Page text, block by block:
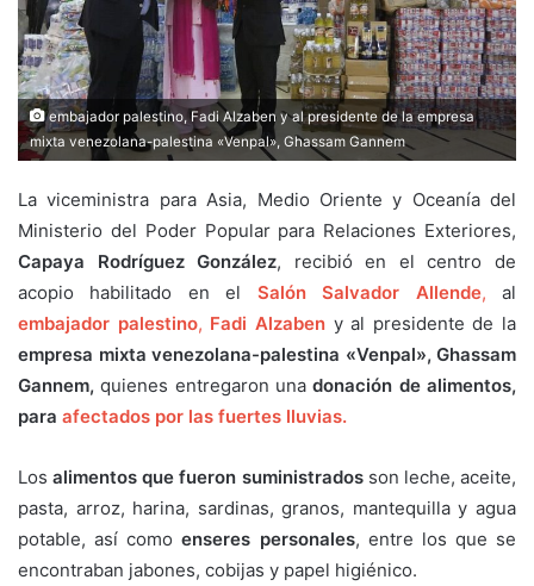
embajador palestino, Fadi Alzaben y al presidente de la empresa
mixta venezolana-palestina «Venpal», Ghassam Gannem
La viceministra para Asia, Medio Oriente y Oceanía del
Ministerio del Poder Popular para Relaciones Exteriores,
Capaya Rodríguez González, recibió en el centro de
acopio habilitado en el Salón Salvador Allende, al
embajador palestino, Fadi Alzabeny al presidente de la
empresa mixta venezolana-palestina «Venpal», Ghassam
Gannem, quienes entregaron unadonación de alimentos,
para afectados por las fuertes lluvias.
Losalimentos que fueron suministradosson leche, aceite,
pasta, arroz, harina, sardinas, granos, mantequilla y agua
potable, así comoenseres personales, entre los que se
encontraban jabones, cobijas y papel higiénico.